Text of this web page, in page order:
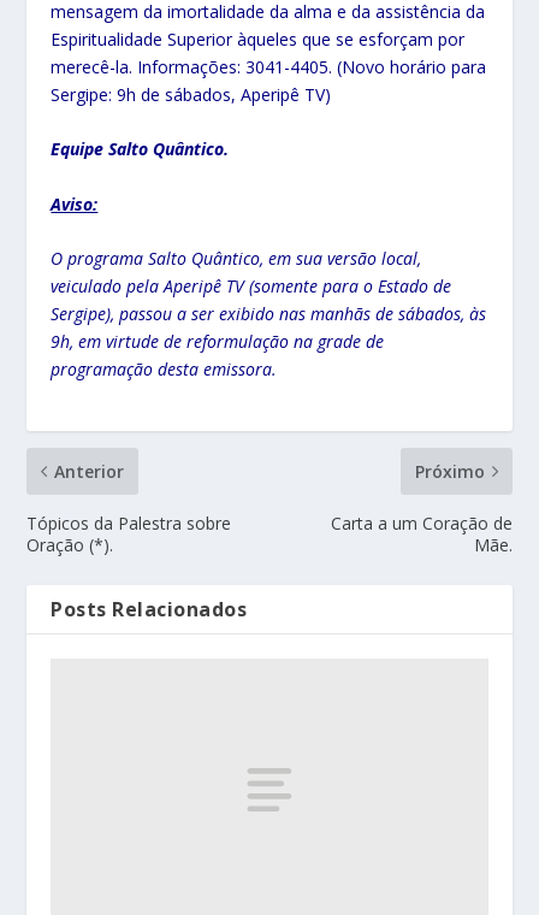
mensagem da imortalidade da alma e da assistência da
Espiritualidade Superior àqueles que se esforçam por
merecê-la. Informações: 3041-4405. (Novo horário para
Sergipe: 9h de sábados, Aperipê TV)
Equipe Salto Quântico.
Aviso:
O programa Salto Quântico, em sua versão local,
veiculado pela Aperipê TV (somente para o Estado de
Sergipe), passou a ser exibido nas manhãs de sábados, às
9h, em virtude de reformulação na grade de
programação desta emissora.
Anterior
Tópicos da Palestra sobre
Oração (*).
Próximo
Carta a um Coração de
Mãe.
Posts Relacionados